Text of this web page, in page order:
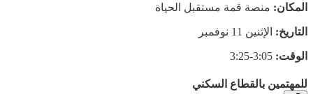
المكان: منصة قمة مستقبل الحياة
التاريخ: الإثنين 11 نوفمبر
الوقت: 3:05-3:25
للمهتمين بالقطاع السكني